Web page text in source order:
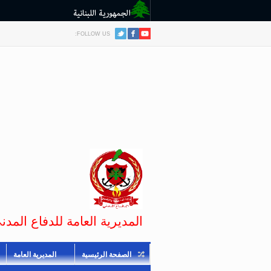
FOLLOW US:
المديرية العامة للدفاع
الصفحة الرئيسية المديرية العامة